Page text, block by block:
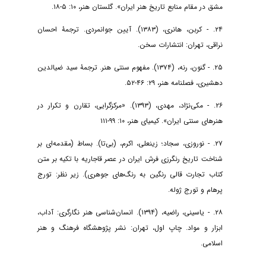
مشق در مقام منابع تاریخ هنر ایران». گلستان هنر، ۱۰: ۵-۱۸.
۲۴. - کربن، ‌هانری، (۱۳۸۳). آیین جوانمردی. ترجمۀ احسان
نراقی، تهران: انتشارات سخن.
۲۵. - گنون، رنه، (۱۳۷۴). مفهوم سنتی هنر. ترجمۀ سید ضیالدین
دهشیری، فصلنامه هنر، ۲۹: ۴۶-۵۲.
۲۶. - مکی‌نژاد، مهدی، (۱۳۹۳). «مرکزگرایی، تقارن و تکرار در
هنرهای سنتی ایران». کیمیای هنر، ۱۰: ۹۹-۱۱۱
۲۷. - نوروزی، سجاد؛ زینعلی، اکرم، (بی‌تا). بساط (مقدمه‌ای بر
شناخت تاریخ رنگرزی فرش ایران در عصر قاجاریه با تکیه بر متن
کتاب تجارت قالی رنگین به رنگ‌های جوهری). زیر نظر: تورج
پرهام و تورج ژوله.
۲۸. - یاسینی، راضیه، (۱۳۹۴). انسان‌شناسی هنر نگارگری: آداب،
ابزار و مواد. چاپ اول، تهران: نشر پژوهشگاه فرهنگ و هنر
اسلامی.